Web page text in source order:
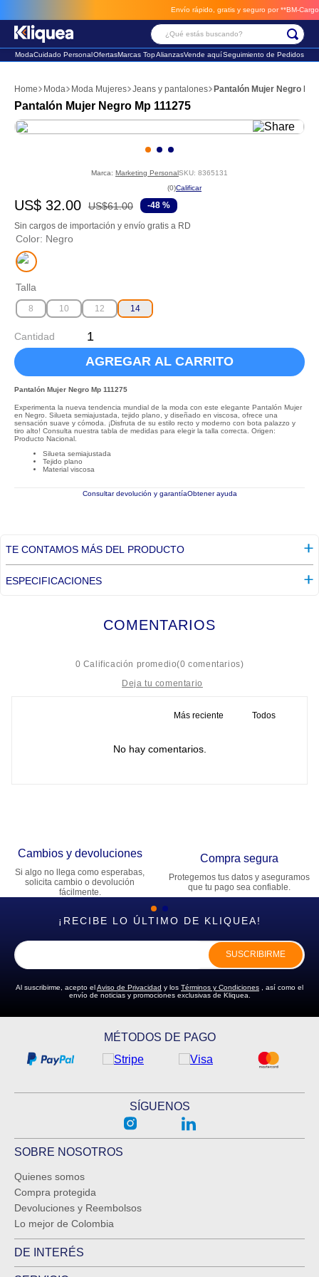
Envío rápido, gratis y seguro por **BM-Cargo**
¿Qué estás buscando?
ModaCuidado PersonalOfertasMarcas TopAlianzasVende aquíSeguimiento de Pedidos
Moda Moda Mujeres Jeans y pantalones Pantalón Mujer Negro Mp
Pantalón Mujer Negro Mp 111275
Marca: Marketing PersonalSKU: 8365131
☆
(0)
US$ 32.00 US$61.00 -48 %
Sin cargos de importación y envío gratis a RD
Color: Negro
Talla
8 10 12 14
Cantidad
AGREGAR AL CARRITO
Pantalón Mujer Negro Mp 111275
Experimenta la nueva tendencia mundial de la moda con este elegante Pantalón Mujer
en Negro. Silueta semiajustada, tejido plano, y diseñado en viscosa, ofrece una
sensación suave y cómoda. ¡Disfruta de su estilo recto y moderno con bota palazzo y
tiro alto! Consulta nuestra tabla de medidas para elegir la talla correcta. Origen:
Producto Nacional.
Silueta semiajustada
Tejido plano
Material viscosa
Consultar devolución y garantíaObtener ayuda
TE CONTAMOS MÁS DEL PRODUCTO
ESPECIFICACIONES
COMENTARIOS
0 Calificación promedio(0 comentarios)
Dirección de email
ENVIAR COMENTARIO
Más reciente Todos
No hay comentarios.
Cambios y devoluciones
Si algo no llega como esperabas,
solicita cambio o devolución
fácilmente.
Compra segura
Protegemos tus datos y aseguramos
que tu pago sea confiable.
¡RECIBE LO ÚLTIMO DE KLIQUEA!
SUSCRIBIRME
Al suscribirme, acepto elAviso de Privacidad y los Términos y Condiciones , así como el
envío de noticias y promociones exclusivas de Kliquea.
MÉTODOS DE PAGO
SÍGUENOS
SOBRE NOSOTROS
Quienes somos
Compra protegida
Devoluciones y Reembolsos
Lo mejor de Colombia
DE INTERÉS
2. futbol